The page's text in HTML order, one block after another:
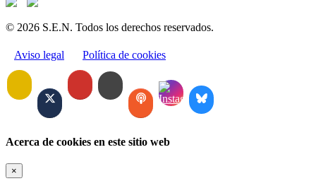
© 2026 S.E.N. Todos los derechos reservados.
Aviso legal Política de cookies
Acerca de cookies en este sitio web
×